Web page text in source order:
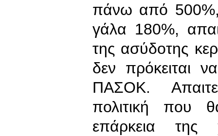
πάνω από 500%,
γάλα 180%,
της ασύδοτης
δεν πρόκειται
ΠΑΣΟΚ.
πολιτική που
επάρκεια